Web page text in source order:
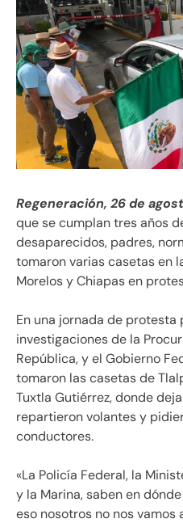
Regeneración, 26 de
que se cumplan tres años
desaparecidos, padres,
tomaron varias casetas en
Morelos y Chiapas en
En una jornada de
investigaciones de la
República, y el Gobierno
tomaron las casetas de
Tuxtla Gutiérrez, donde
repartieron volantes y
conductores.
«La Policía Federal, la
y la Marina, saben en
eso nosotros no nos vamos